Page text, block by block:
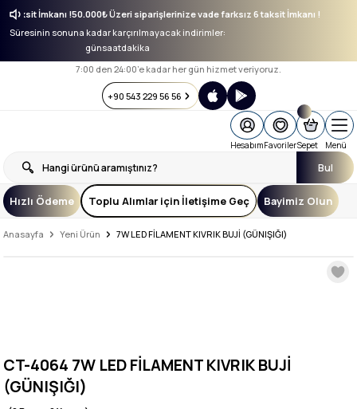
6 taksit İmkanı !50.000₺ Üzeri siparişlerinize vade farksız 6 taksit İmkanı !
Süresinin sonuna kadar karçırılmayacak indirimler:
günsaatdakika
7:00 den 24:00’e kadar her gün hizmet veriyoruz.
+90 543 229 56 56
Bul
HesabımFavorilerSepet Menü
Hızlı Ödeme Toplu Alımlar için İletişime Geç Bayimiz Olun
Anasayfa Yeni Ürün 7W LED FİLAMENT KIVRIK BUJİ (GÜNIŞIĞI)
CT-4064 7W LED FİLAMENT KIVRIK BUJİ
(GÜNIŞIĞI)